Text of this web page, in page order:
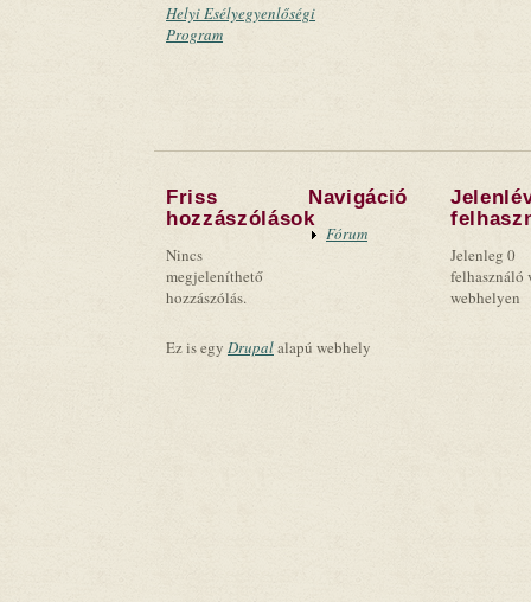
Helyi Esélyegyenlőségi
Program
Friss
hozzászólások
Nincs
megjeleníthető
hozzászólás.
Navigáció
Fórum
Jelenleg 0
felhasználó
webhelyen
Ez is egy Drupalalapú webhely